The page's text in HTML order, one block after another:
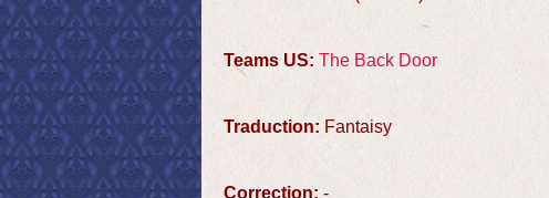
Teams US: The Back Door
Traduction: Fantaisy
Correction: -